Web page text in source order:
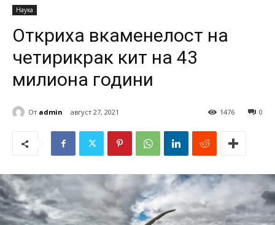
Наука
Откриха вкаменелост на
четирикрак кит на 43
милиона години
От admin август 27, 2021 0
1476